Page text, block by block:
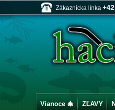
Zákaznícka linka
Vianoce 🎄 ZĽAVY